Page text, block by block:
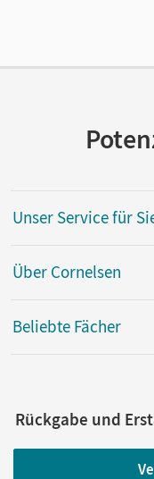
Unser Service für
Über Cornelsen
Beliebte Fächer
Rückgabe und